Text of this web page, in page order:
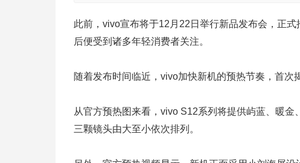
此前，vivo宣布将于12月22日举行新品发布会，正
后便受到诸多年轻消费者关注。
随着发布时间临近，vivo加快新机的预热节奏，首次
从官方预热图来看，vivo S12系列将提供屿蓝、暖金
三颗镜头由大至小依次排列。